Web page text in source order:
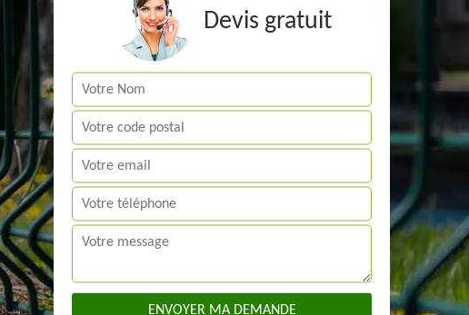
Devis gratuit